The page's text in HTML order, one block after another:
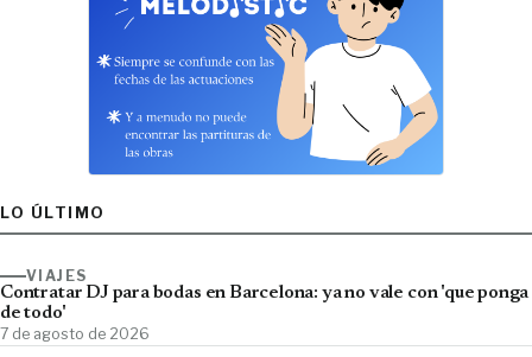
LO ÚLTIMO
VIAJES
Contratar DJ para bodas en Barcelona: ya no vale con 'que ponga
de todo'
7 de agosto de 2026